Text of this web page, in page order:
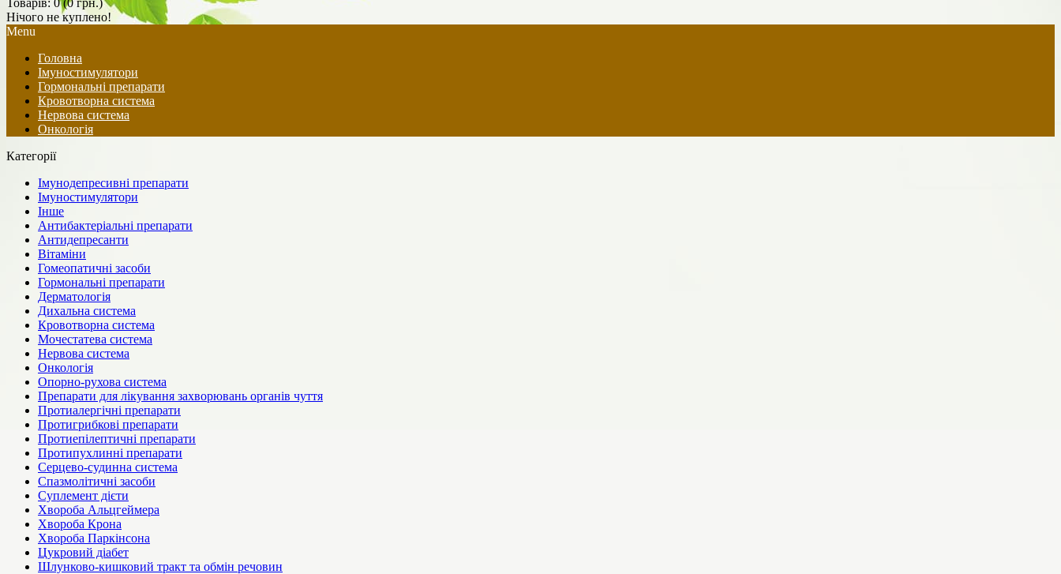
Нічого не куплено!
Menu
Головна
Імуностимулятори
Гормональні препарати
Кровотворна система
Нервова система
Онкологія
Категорії
Імунодепресивні препарати
Імуностимулятори
Інше
Антибактеріальні препарати
Антидепресанти
Вітаміни
Гомеопатичні засоби
Гормональні препарати
Дерматологія
Дихальна система
Кровотворна система
Мочестатева система
Нервова система
Онкологія
Опорно-рухова система
Препарати для лікування захворювань органів чуття
Протиалергічні препарати
Протигрибкові препарати
Протиепілептичні препарати
Протипухлинні препарати
Серцево-судинна система
Спазмолітичні засоби
Суплемент дієти
Хвороба Альцгеймера
Хвороба Крона
Хвороба Паркінсона
Цукровий діабет
Шлунково-кишковий тракт та обмін речовин